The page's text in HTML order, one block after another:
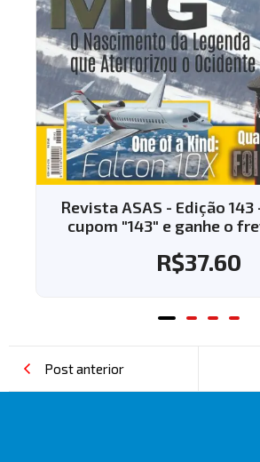
ASAS - Edição 143 - Aplique o
"143" e ganhe o frete grátis!
37.60
Post anterior